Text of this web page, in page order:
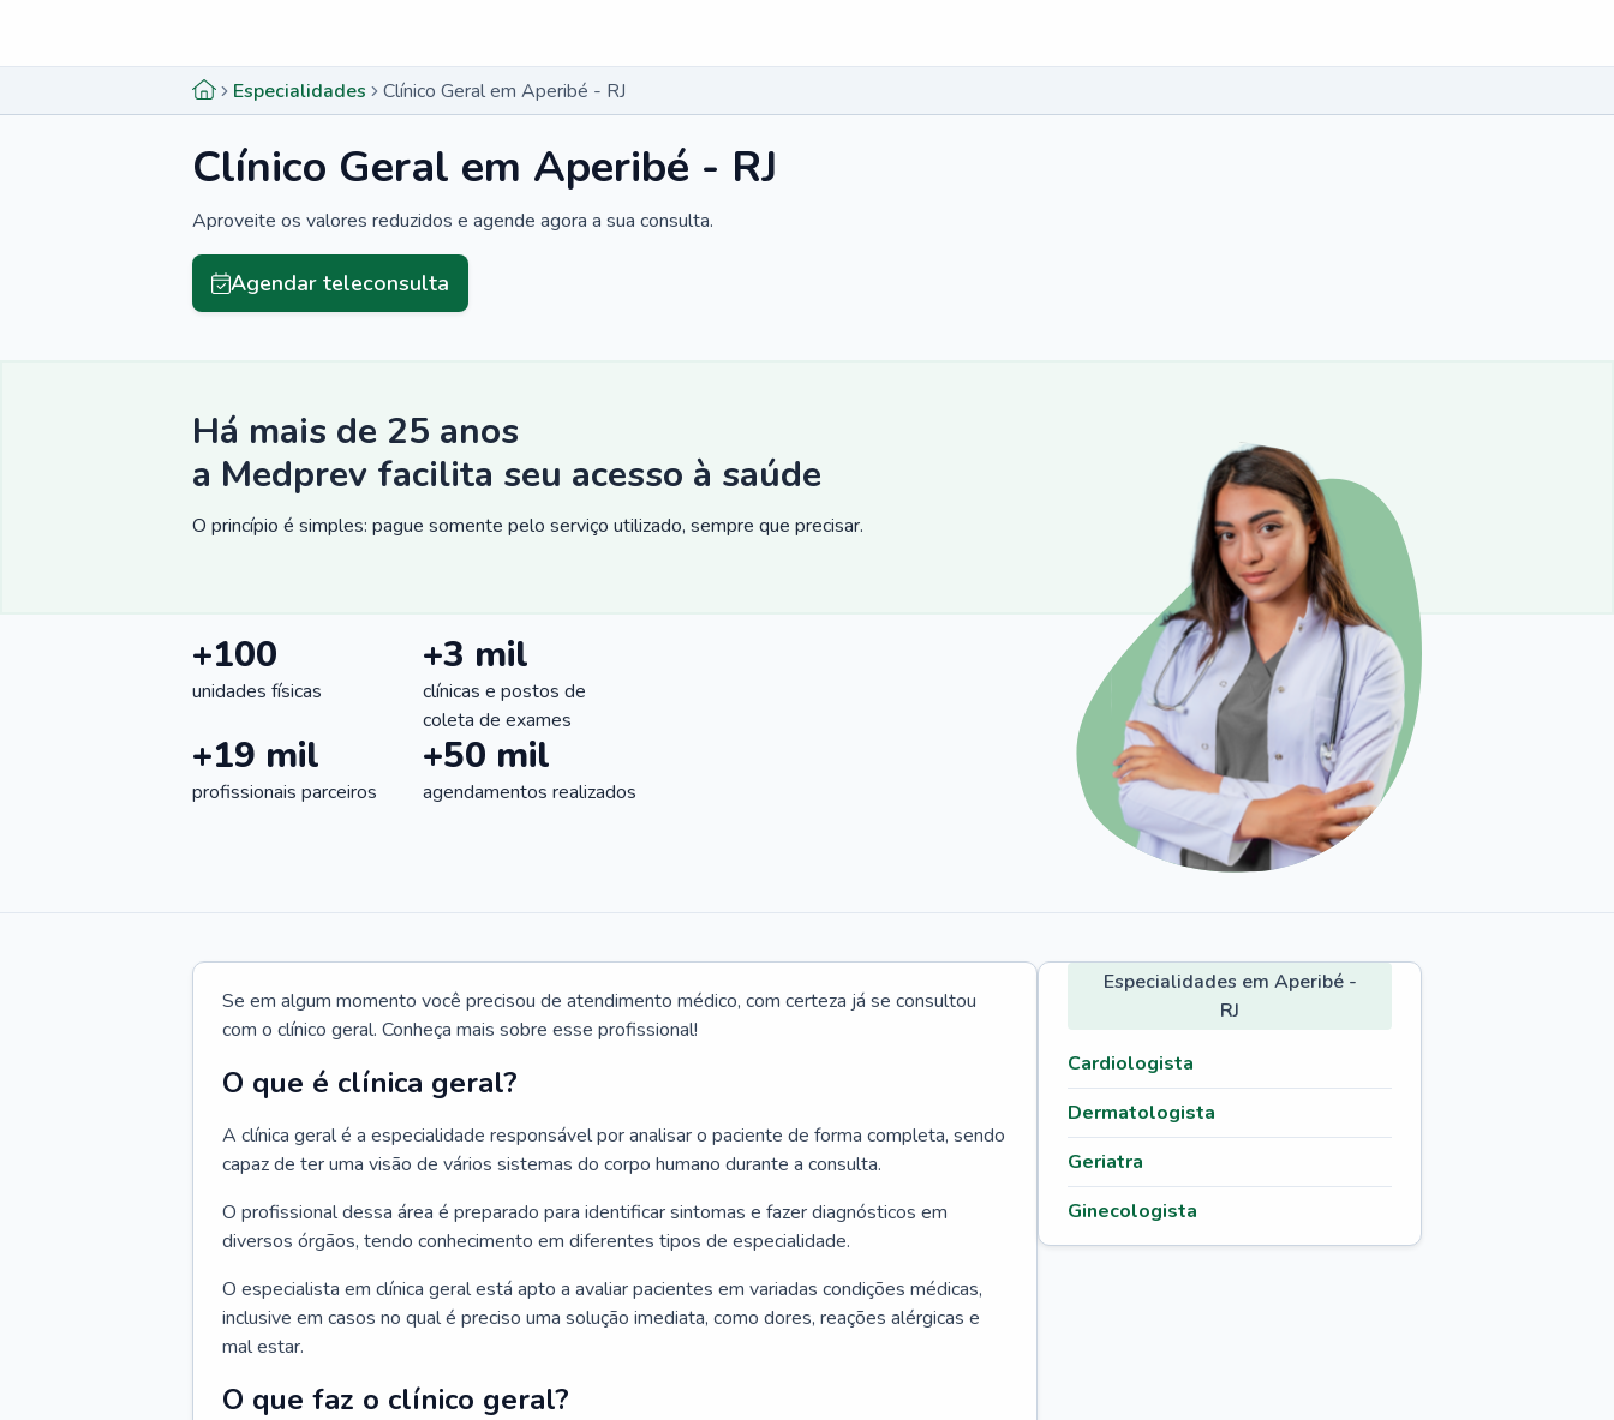
Especialidades Clínico Geral em Aperibé - RJ
Clínico Geral em Aperibé - RJ
Aproveite os valores reduzidos e agende agora a sua consulta.
Agendar teleconsulta
Há mais de 25 anos
a Medprev facilita seu acesso à saúde
O princípio é simples: pague somente pelo serviço utilizado, sempre que precisar.
+100
unidades físicas
+3 mil
clínicas e postos de
coleta de exames
+19 mil
profissionais parceiros
+50 mil
agendamentos realizados
Se em algum momento você precisou de atendimento médico, com certeza já se consultou
com o clínico geral. Conheça mais sobre esse profissional!
O que é clínica geral?
A clínica geral é a especialidade responsável por analisar o paciente de forma completa, sendo
capaz de ter uma visão de vários sistemas do corpo humano durante a consulta.
O profissional dessa área é preparado para identificar sintomas e fazer diagnósticos em
diversos órgãos, tendo conhecimento em diferentes tipos de especialidade.
O especialista em clínica geral está apto a avaliar pacientes em variadas condições médicas,
inclusive em casos no qual é preciso uma solução imediata, como dores, reações alérgicas e
mal estar.
O que faz o clínico geral?
Especialidades em Aperibé -
RJ
Cardiologista
Dermatologista
Geriatra
Ginecologista